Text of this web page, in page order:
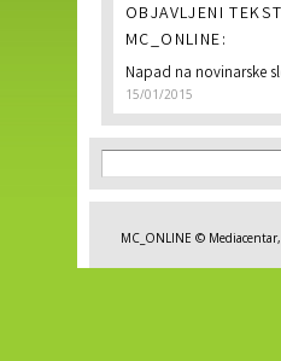
OBJAVLJENI
MC_ONLINE:
Napad na novinarske
15/01/2015
Search form
Search
MC_ONLINE ©